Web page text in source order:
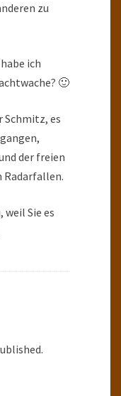
zu
ich
🙂
Schmitz, es
der freien
Radarfallen.
weil Sie es